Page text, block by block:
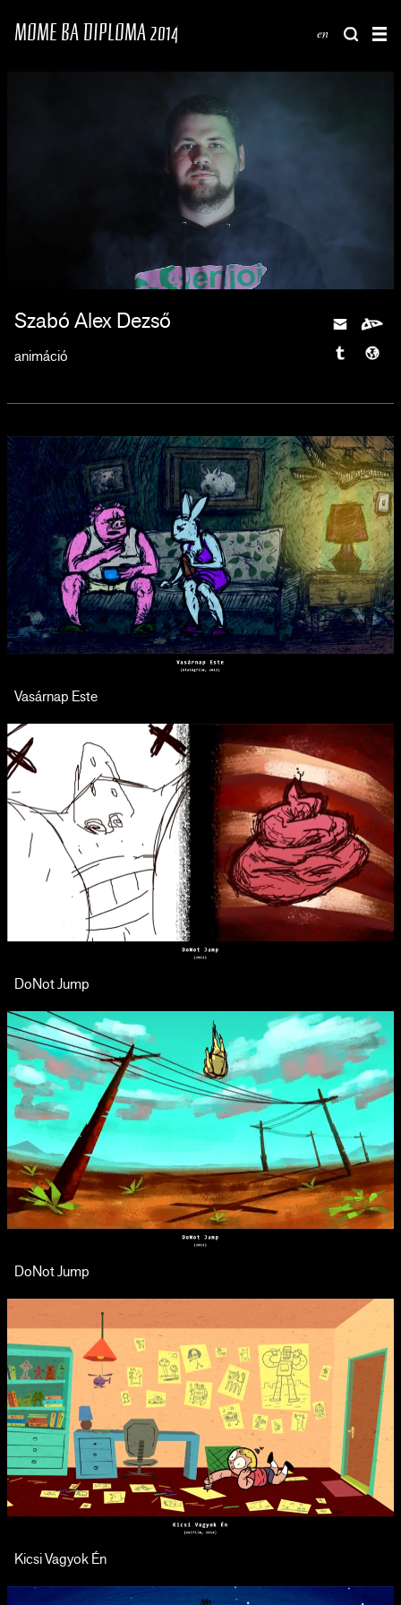
MOME BA DIPLOMA 2014 en
Szabó Alex Dezső
animáció
Vasárnap Este
DoNot Jump
DoNot Jump
Kicsi Vagyok Én